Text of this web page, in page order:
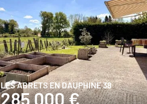
LES ABRETS EN DAUPHINE 38
285 000 €